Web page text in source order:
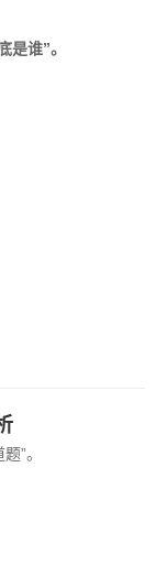
是谁”。
”。